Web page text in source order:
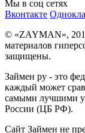
Мы в соц сетях
Вконтакте
© «ZAYMAN»,
материалов
защищены.
Займен ру - это
каждый может
самыми лучшими
России (ЦБ РФ).
Сайт Займен не